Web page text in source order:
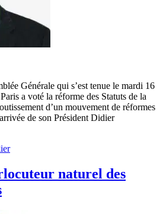
Générale qui s’est tenue le mardi 16
a voté la réforme des Statuts de la
d’un mouvement de réformes
de son Président Didier
naturel des